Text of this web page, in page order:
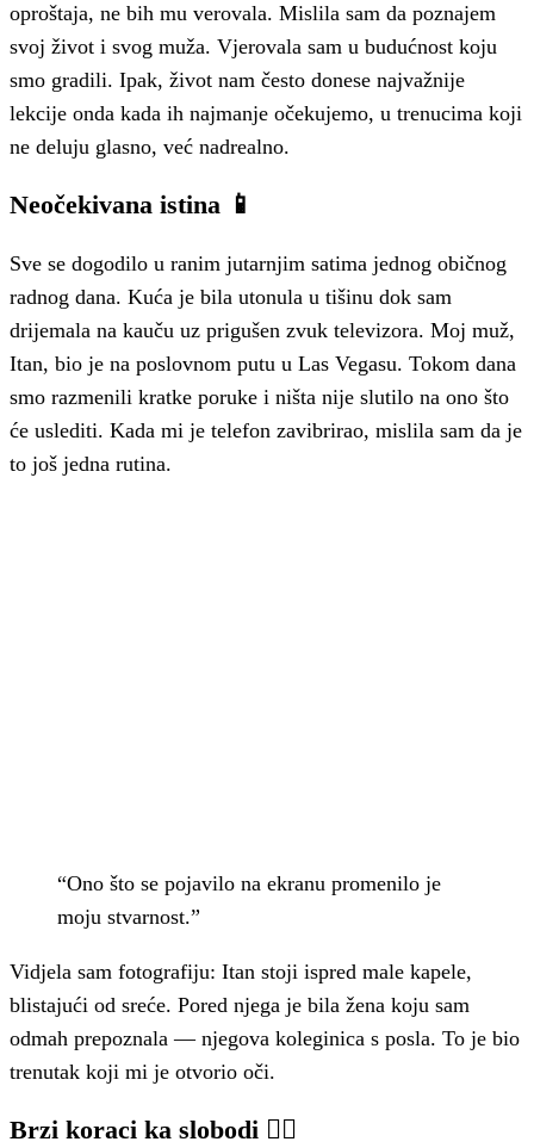
oproštaja, ne bih mu verovala. Mislila sam da poznajem
svoj život i svog muža. Vjerovala sam u budućnost koju
smo gradili. Ipak, život nam često donese najvažnije
lekcije onda kada ih najmanje očekujemo, u trenucima koji
ne deluju glasno, već nadrealno.
Neočekivana istina 📱
Sve se dogodilo u ranim jutarnjim satima jednog običnog
radnog dana. Kuća je bila utonula u tišinu dok sam
drijemala na kauču uz prigušen zvuk televizora. Moj muž,
Itan, bio je na poslovnom putu u Las Vegasu. Tokom dana
smo razmenili kratke poruke i ništa nije slutilo na ono što
će uslediti. Kada mi je telefon zavibrirao, mislila sam da je
to još jedna rutina.
“Ono što se pojavilo na ekranu promenilo je
moju stvarnost.”
Vidjela sam fotografiju: Itan stoji ispred male kapele,
blistajući od sreće. Pored njega je bila žena koju sam
odmah prepoznala — njegova koleginica s posla. To je bio
trenutak koji mi je otvorio oči.
Brzi koraci ka slobodi 🏃‍♀️